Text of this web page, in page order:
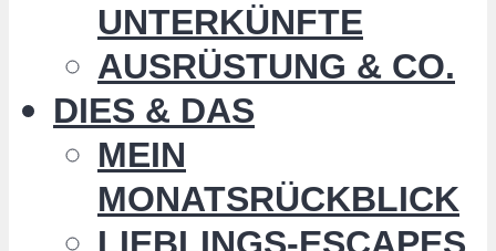
UNTERKÜNFTE
AUSRÜSTUNG & CO.
DIES & DAS
MEIN
MONATSRÜCKBLICK
LIEBLINGS-ESCAPES